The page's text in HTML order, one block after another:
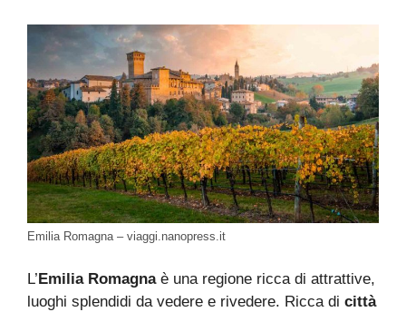
Emilia Romagna – viaggi.nanopress.it
L’Emilia Romagnaè una regione ricca di attrattive,
luoghi splendidi da vedere e rivedere. Ricca di città